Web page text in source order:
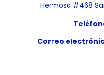
Hermosa #468
Correo